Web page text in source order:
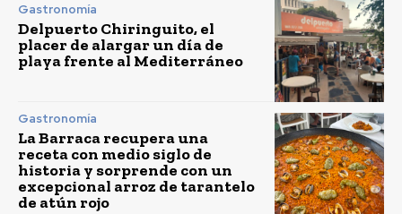
Gastronomía
Delpuerto Chiringuito, el
placer de alargar un día de
playa frente al Mediterráneo
Gastronomía
La Barraca recupera una
receta con medio siglo de
historia y sorprende con un
excepcional arroz de tarantelo
de atún rojo